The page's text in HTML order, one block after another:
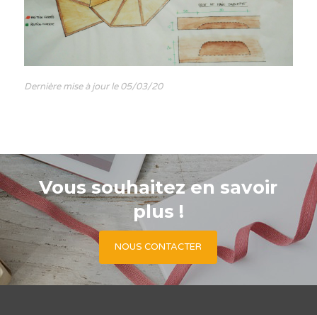
Dernière mise à jour le 05/03/20
Vous souhaitez en savoir
plus !
NOUS CONTACTER